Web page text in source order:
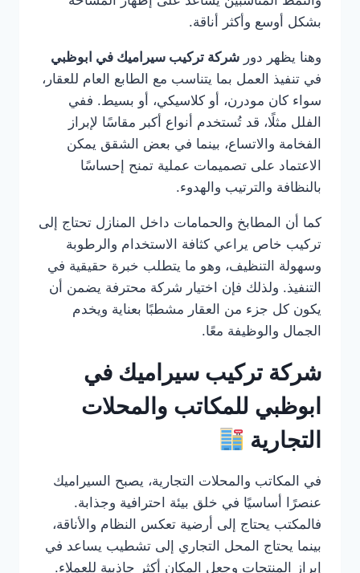
بشكل أوسع وأكثر أناقة.
وهنا يظهر دور شركة تركيب سيراميك في ابوظبي
في تنفيذ العمل بما يتناسب مع الطابع العام للعقار،
سواء كان مودرن، أو كلاسيكي، أو بسيط. ففي
الفلل مثلًا، قد تُستخدم أنواع أكبر مقاسًا لإبراز
الفخامة والاتساع، بينما في بعض الشقق يمكن
الاعتماد على تصميمات عملية تمنح إحساسًا
بالنظافة والترتيب والهدوء.
كما أن المطابخ والحمامات داخل المنازل تحتاج إلى
تركيب خاص يراعي كثافة الاستخدام والرطوبة
وسهولة التنظيف، وهو ما يتطلب خبرة حقيقية في
التنفيذ. ولذلك فإن اختيار شركة محترفة يضمن أن
يكون كل جزء من العقار مشطبًا بعناية ويخدم
الجمال والوظيفة معًا.
شركة تركيب سيراميك في
ابوظبي للمكاتب والمحلات
التجارية
في المكاتب والمحلات التجارية، يصبح السيراميك
عنصرًا أساسيًا في خلق بيئة احترافية وجذابة.
فالمكتب يحتاج إلى أرضية تعكس النظام والأناقة،
بينما يحتاج المحل التجاري إلى تشطيب يساعد في
إبراز المنتجات وجعل المكان أكثر جاذبية للعملاء.